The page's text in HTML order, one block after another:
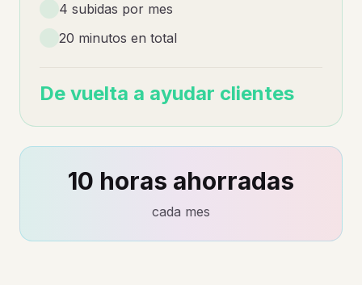
4 subidas por mes
20 minutos en total
De vuelta a ayudar clientes
10 horas ahorradas
cada mes